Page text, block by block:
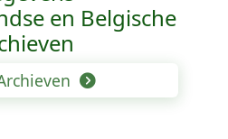
en Belgische